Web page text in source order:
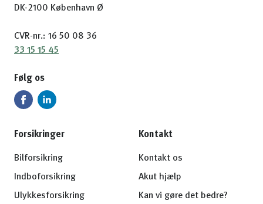
DK-2100 København Ø
CVR-nr.: 16 50 08 36
33 15 15 45
Følg os
Forsikringer
Bilforsikring
Indboforsikring
Ulykkesforsikring
Kontakt
Kontakt os
Akut hjælp
Kan vi gøre det bedre?